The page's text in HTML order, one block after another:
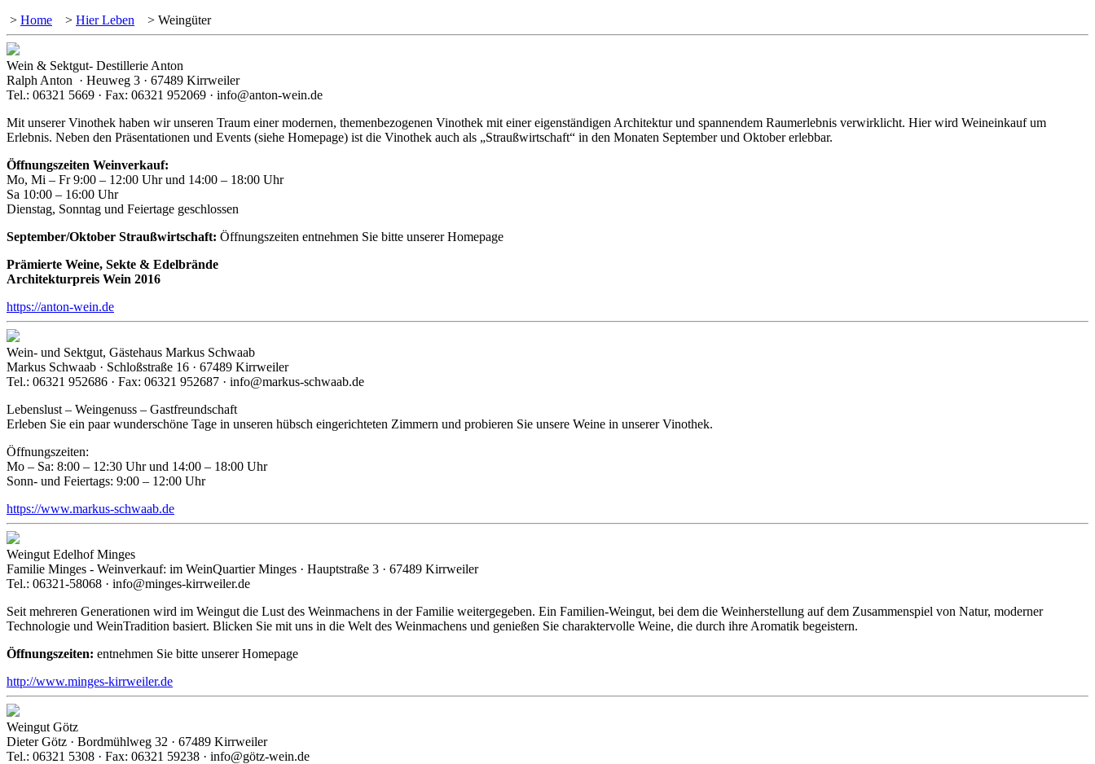
> Home > Hier Leben > Weingüter
Wein & Sektgut- Destillerie Anton
Ralph Anton · Heuweg 3 · 67489 Kirrweiler
Tel.: 06321 5669 · Fax: 06321 952069 · info@anton-wein.de
Mit unserer Vinothek haben wir unseren Traum einer modernen, themenbezogenen Vinothek mit einer eigenständigen Architektur und spannendem Raumerlebnis verwirklicht. Hier wird Weineinkauf um
Erlebnis. Neben den Präsentationen und Events (siehe Homepage) ist die Vinothek auch als „Straußwirtschaft“ in den Monaten September und Oktober erlebbar.
Öffnungszeiten Weinverkauf:
Mo, Mi – Fr 9:00 – 12:00 Uhr und 14:00 – 18:00 Uhr
Sa 10:00 – 16:00 Uhr
Dienstag, Sonntag und Feiertage geschlossen
September/Oktober Straußwirtschaft: Öffnungszeiten entnehmen Sie bitte unserer Homepage
Prämierte Weine, Sekte & Edelbrände
Architekturpreis Wein 2016
https://anton-wein.de
Wein- und Sektgut, Gästehaus Markus Schwaab
Markus Schwaab · Schloßstraße 16 · 67489 Kirrweiler
Tel.: 06321 952686 · Fax: 06321 952687 · info@markus-schwaab.de
Lebenslust – Weingenuss – Gastfreundschaft
Erleben Sie ein paar wunderschöne Tage in unseren hübsch eingerichteten Zimmern und probieren Sie unsere Weine in unserer Vinothek.
Öffnungszeiten:
Mo – Sa: 8:00 – 12:30 Uhr und 14:00 – 18:00 Uhr
Sonn- und Feiertags: 9:00 – 12:00 Uhr
https://www.markus-schwaab.de
Weingut Edelhof Minges
Familie Minges - Weinverkauf: im WeinQuartier Minges · Hauptstraße 3 · 67489 Kirrweiler
Tel.: 06321-58068 · info@minges-kirrweiler.de
Seit mehreren Generationen wird im Weingut die Lust des Weinmachens in der Familie weitergegeben. Ein Familien-Weingut, bei dem die Weinherstellung auf dem Zusammenspiel von Natur, moderner
Technologie und WeinTradition basiert. Blicken Sie mit uns in die Welt des Weinmachens und genießen Sie charaktervolle Weine, die durch ihre Aromatik begeistern.
Öffnungszeiten: entnehmen Sie bitte unserer Homepage
http://www.minges-kirrweiler.de
Weingut Götz
Dieter Götz · Bordmühlweg 32 · 67489 Kirrweiler
Tel.: 06321 5308 · Fax: 06321 59238 · info@götz-wein.de